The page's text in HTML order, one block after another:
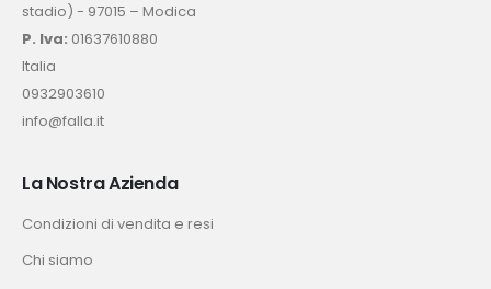
stadio) - 97015 – Modica
P. Iva: 01637610880
Italia
0932903610
info@falla.it
La Nostra Azienda
Condizioni di vendita e resi
Chi siamo